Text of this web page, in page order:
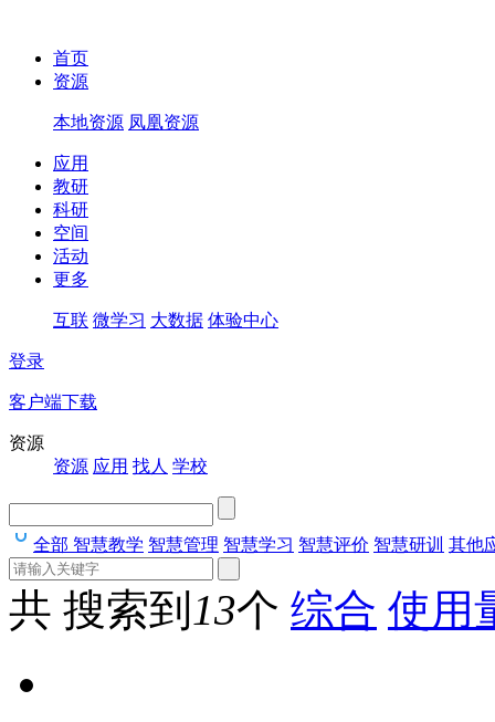
首页
资源
本地资源 凤凰资源
应用
教研
科研
空间
活动
更多
互联 微学习 大数据 体验中心
登录
客户端下载
资源
资源 应用 找人 学校
全部 智慧教学 智慧管理 智慧学习 智慧评价 智慧研训 其他
共 搜索到 13个 综合 使用